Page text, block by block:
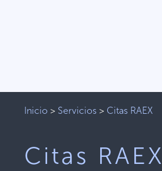
Inicio > Servicios > Citas RAEX
Citas RAEX